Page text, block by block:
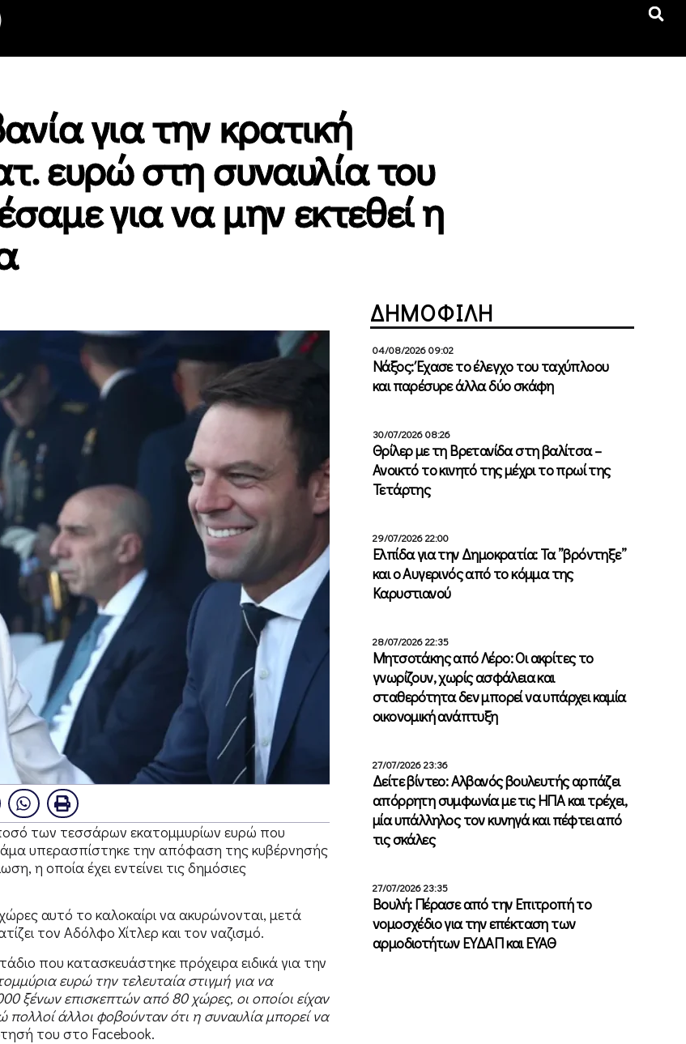
για την κρατική
ευρώ στη συναυλία του
για να μην εκτεθεί η
των τεσσάρων εκατομμυρίων ευρώ που
υπερασπίστηκε την απόφαση της κυβέρνησής
η οποία έχει εντείνει τις δημόσιες
αυτό το καλοκαίρι να ακυρώνονται, μετά
τον Αδόλφο Χίτλερ και τον ναζισμό.
που κατασκευάστηκε πρόχειρα ειδικά για την
ευρώ την τελευταία στιγμή για να
ξένων επισκεπτών από 80 χώρες, οι οποίοι είχαν
πολλοί άλλοι φοβούνταν ότι η συναυλία μπορεί να
του στο Facebook.
ΔΗΜΟΦΙΛΗ
04/08/2026 09:02
Νάξος: Έχασε το έλεγχο του ταχύπλοου
και παρέσυρε άλλα δύο σκάφη
30/07/2026 08:26
Θρίλερ με τη Βρετανίδα στη βαλίτσα –
Ανοικτό το κινητό της μέχρι το πρωί της
Τετάρτης
29/07/2026 22:00
Ελπίδα για την Δημοκρατία: Τα ”βρόντηξε”
και ο Αυγερινός από το κόμμα της
Καρυστιανού
28/07/2026 22:35
Μητσοτάκης από Λέρο: Οι ακρίτες το
γνωρίζουν, χωρίς ασφάλεια και
σταθερότητα δεν μπορεί να υπάρχει καμία
οικονομική ανάπτυξη
27/07/2026 23:36
Δείτε βίντεο: Αλβανός βουλευτής αρπάζει
απόρρητη συμφωνία με τις ΗΠΑ και τρέχει,
μία υπάλληλος τον κυνηγά και πέφτει από
τις σκάλες
27/07/2026 23:35
Βουλή: Πέρασε από την Επιτροπή το
νομοσχέδιο για την επέκταση των
αρμοδιοτήτων ΕΥΔΑΠ και ΕΥΑΘ